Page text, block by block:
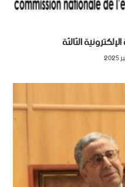
الثالثة